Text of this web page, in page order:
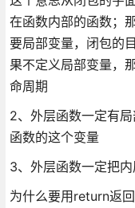
在函数内部的函数；
要局部变量，闭包的
果不定义局部变量，
命周期
2、外层函数一定有
函数的这个变量
3、外层函数一定把
为什么要用return返